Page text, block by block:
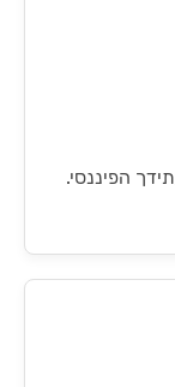
הפיננסי.